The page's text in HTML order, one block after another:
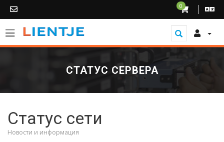
0
СТАТУС СЕРВЕРА
Статус сети
Новости и информация